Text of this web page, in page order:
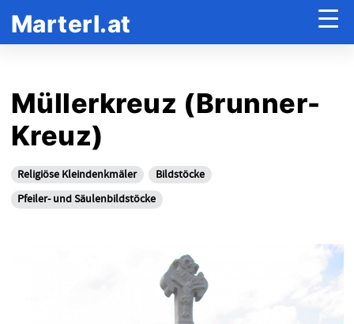
Marterl.at
Müllerkreuz (Brunner-
Kreuz)
Religiöse Kleindenkmäler
Bildstöcke
Pfeiler- und Säulenbildstöcke